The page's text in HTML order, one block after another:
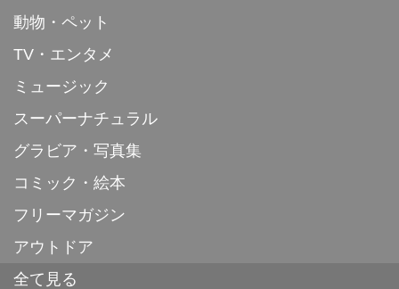
動物・ペット
TV・エンタメ
ミュージック
スーパーナチュラル
グラビア・写真集
コミック・絵本
フリーマガジン
アウトドア
全て見る